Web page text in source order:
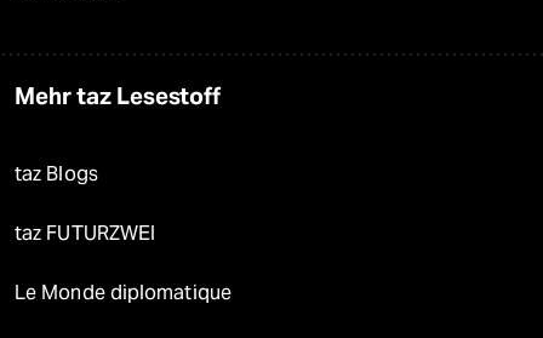
Mehr taz Lesestoff
taz Blogs
taz FUTURZWEI
Le Monde diplomatique